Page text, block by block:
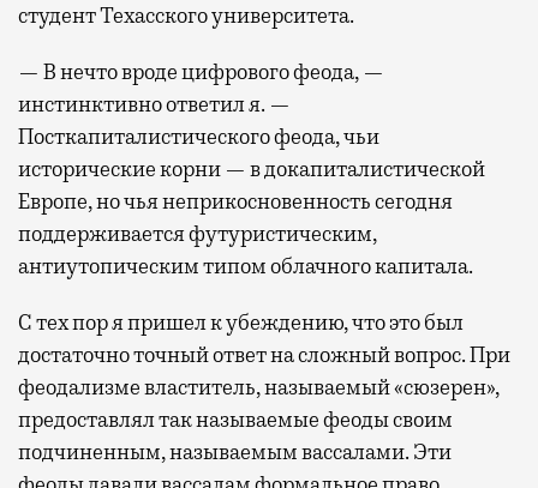
студент Техасского университета.
— В нечто вроде цифрового феода, —
инстинктивно ответил я. —
Посткапиталистического феода, чьи
исторические корни — в докапиталистической
Европе, но чья неприкосновенность сегодня
поддерживается футуристическим,
антиутопическим типом облачного капитала.
С тех пор я пришел к убеждению, что это был
достаточно точный ответ на сложный вопрос. При
феодализме властитель, называемый «сюзерен»,
предоставлял так называемые феоды своим
подчиненным, называемым вассалами. Эти